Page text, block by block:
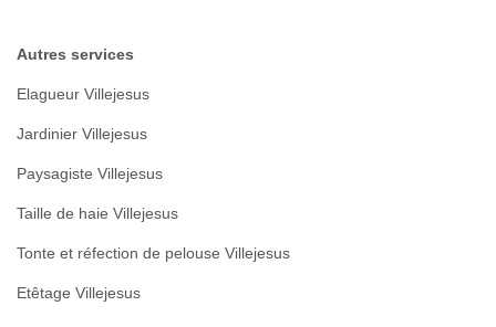
Autres services
Elagueur Villejesus
Jardinier Villejesus
Paysagiste Villejesus
Taille de haie Villejesus
Tonte et réfection de pelouse Villejesus
Etêtage Villejesus